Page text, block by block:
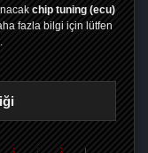
chip tuning (ecu)
fazla bilgi için lütfen